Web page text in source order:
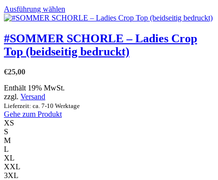
Ausführung wählen
Produkt
mehrere
Varianten
auf.
Produktseite
#SOMMER SCHORLE – Ladies Crop
Top (beidseitig bedruckt)
€25,00
Enthält 19% MwSt.
zzgl. Versand
Lieferzeit: ca. 7-10 Werktage
Gehe zum Produkt
XS
S
M
L
XL
XXL
3XL